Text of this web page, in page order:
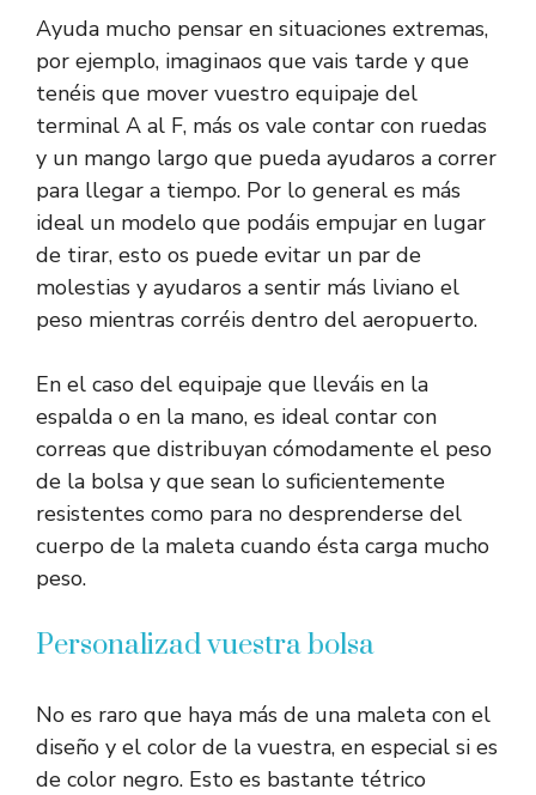
Ayuda mucho pensar en situaciones extremas,
por ejemplo, imaginaos que vais tarde y que
tenéis que mover vuestro equipaje del
terminal A al F, más os vale contar con ruedas
y un mango largo que pueda ayudaros a correr
para llegar a tiempo. Por lo general es más
ideal un modelo que podáis empujar en lugar
de tirar, esto os puede evitar un par de
molestias y ayudaros a sentir más liviano el
peso mientras corréis dentro del aeropuerto.
En el caso del equipaje que lleváis en la
espalda o en la mano, es ideal contar con
correas que distribuyan cómodamente el peso
de la bolsa y que sean lo suficientemente
resistentes como para no desprenderse del
cuerpo de la maleta cuando ésta carga mucho
peso.
Personalizad vuestra bolsa
No es raro que haya más de una maleta con el
diseño y el color de la vuestra, en especial si es
de color negro. Esto es bastante tétrico